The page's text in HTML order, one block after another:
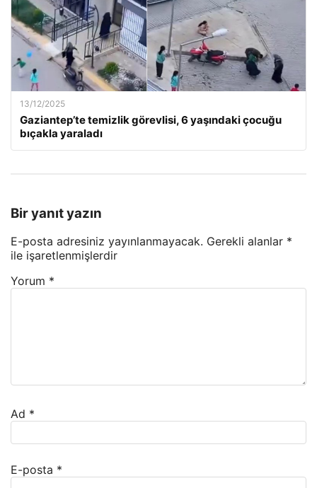
13/12/2025
Gaziantep’te temizlik görevlisi, 6 yaşındaki çocuğu
bıçakla yaraladı
Bir yanıt yazın
E-posta adresiniz yayınlanmayacak. Gerekli alanlar *
ile işaretlenmişlerdir
Yorum *
Ad *
E-posta *